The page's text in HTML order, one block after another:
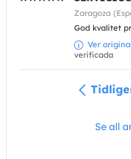
Zaragoza
God kvalitet
Ver
verificada
Se all